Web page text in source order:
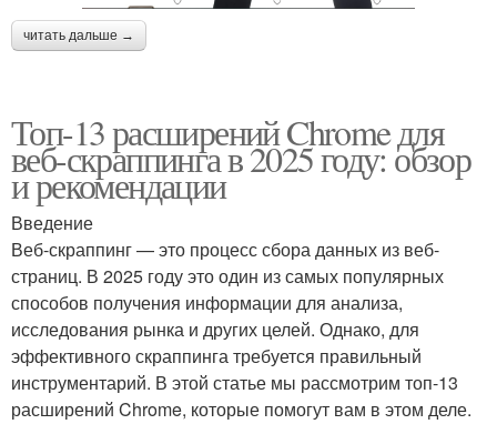
читать дальше →
Топ-13 расширений Chrome для
веб-скраппинга в 2025 году: обзор
и рекомендации
Введение
Веб-скраппинг — это процесс сбора данных из веб-
страниц. В 2025 году это один из самых популярных
способов получения информации для анализа,
исследования рынка и других целей. Однако, для
эффективного скраппинга требуется правильный
инструментарий. В этой статье мы рассмотрим топ-13
расширений Chrome, которые помогут вам в этом деле.